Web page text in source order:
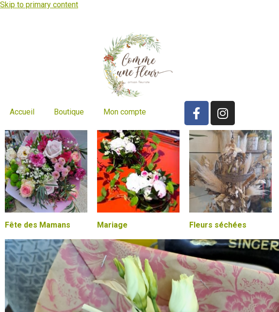
Skip to primary content
Accueil Boutique Mon compte
Fête des Mamans Mariage Fleurs séchées